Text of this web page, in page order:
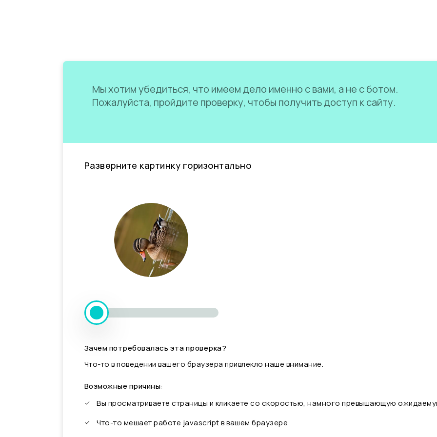
Мы хотим убедиться, что имеем дело именно с вами, а не с ботом.
Пожалуйста, пройдите проверку, чтобы получить доступ к сайту.
Разверните картинку горизонтально
Зачем потребовалась эта проверка?
Что-то в поведении вашего браузера привлекло наше внимание.
Возможные причины:
Вы просматриваете страницы и кликаете со скоростью, намного превышающую
Что-то мешает работе javascript в вашем браузере